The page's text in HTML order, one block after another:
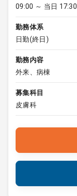
09:00 ～ 当日 17:30
勤務体系
日勤(終日)
勤務内容
外来、病棟
募集科目
皮膚科